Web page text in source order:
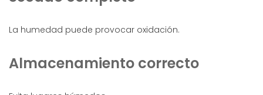
La humedad puede provocar oxidación.
Almacenamiento correcto